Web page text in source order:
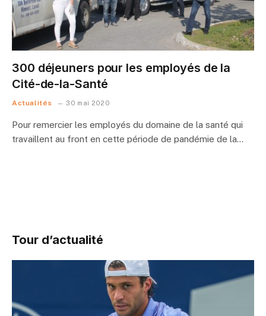
300 déjeuners pour les employés de la
Cité-de-la-Santé
Actualités 30 mai 2020
Pour remercier les employés du domaine de la santé qui
travaillent au front en cette période de pandémie de la…
Tour d’actualité